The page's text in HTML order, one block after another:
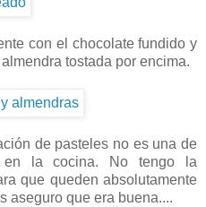
con el chocolate fundido y
tostada por encima.
de pasteles no es una de
en la cocina. No tengo la
que queden absolutamente
aseguro que era buena....